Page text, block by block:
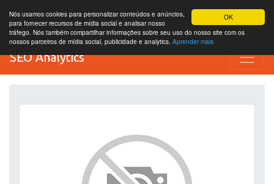
OK
Nós usamos cookies para personalizar conteúdos e anúncios,
para fornecer recursos de mídia social e analisar nosso
tráfego. Nós também compartilhar informações sobre seu uso do nosso site com os
nossos parceiros de mídia social, publicidade e analytics. Aprender mais
SEO Analytics